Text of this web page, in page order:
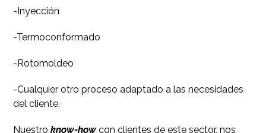
-Inyección
-Termoconformado
-Rotomoldeo
-Cualquier otro proceso adaptado a las necesidades
del cliente.
Nuestroknow-how con clientes de este sector, nos